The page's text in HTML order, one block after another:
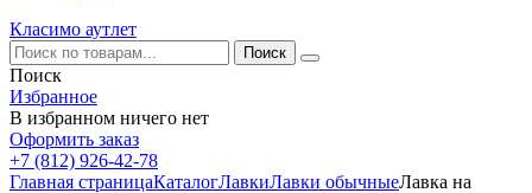
Класимо аутлет
Поиск
Избранное
В избранном ничего нет
Оформить заказ
+7 (812) 926-42-78
Главная страницаКаталогЛавкиЛавки обычныеЛавка на